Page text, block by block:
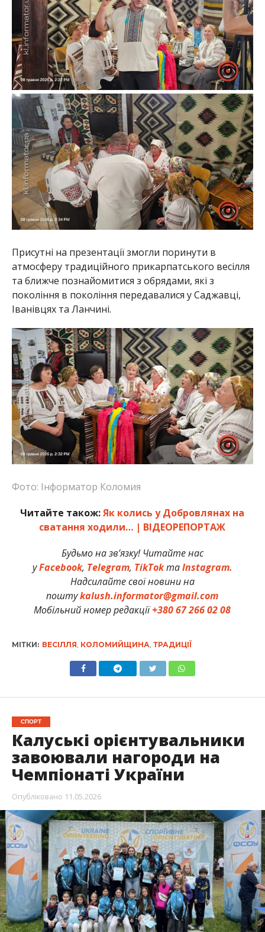
Присутні на презентації змогли поринути в
атмосферу традиційного прикарпатського весілля
та ближче познайомитися з обрядами, які з
покоління в покоління передавалися у Саджавці,
Іванівцях та Ланчині.
Фото: Інформатор Коломия
Читайте також:Як колись у Добровлянах на
сватання ходили… | ВІДЕОРЕПОРТАЖ
Будьмо на зв’язку! Читайте нас
уFacebook, Telegram, TikTokтаInstagram.
Надсилайте свої новини на
поштуkalush.informator@gmail.com
Мобільний номер редакції+380 67 266 02 08
МІТКИ: ВЕСІЛЛЯ, КОЛОМИЙЩИНА, ТРАДИЦІЇ
СПОРТ
Калуські орієнтувальники
завоювали нагороди на
Чемпіонаті України
Опубліковано 11.05.2026